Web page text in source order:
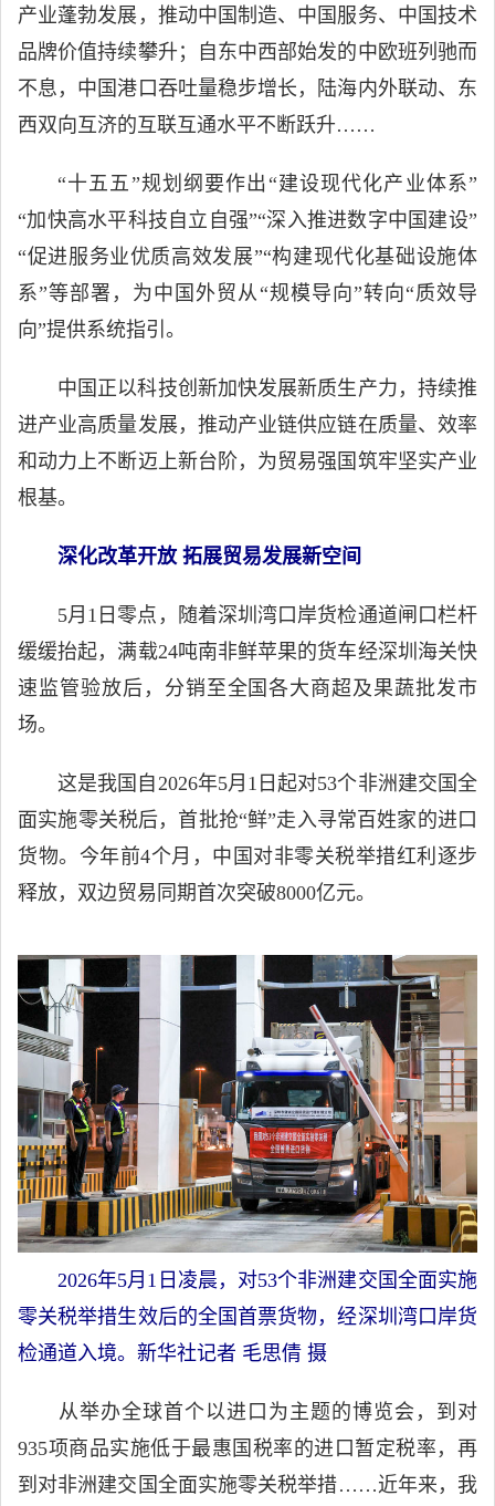
产业蓬勃发展，推动中国制造、中国服务、中国技术
品牌价值持续攀升；自东中西部始发的中欧班列驰而
不息，中国港口吞吐量稳步增长，陆海内外联动、东
西双向互济的互联互通水平不断跃升……
“十五五”规划纲要作出“建设现代化产业体系”
“加快高水平科技自立自强”“深入推进数字中国建设”
“促进服务业优质高效发展”“构建现代化基础设施体
系”等部署，为中国外贸从“规模导向”转向“质效导
向”提供系统指引。
中国正以科技创新加快发展新质生产力，持续推
进产业高质量发展，推动产业链供应链在质量、效率
和动力上不断迈上新台阶，为贸易强国筑牢坚实产业
根基。
深化改革开放 拓展贸易发展新空间
5月1日零点，随着深圳湾口岸货检通道闸口栏杆
缓缓抬起，满载24吨南非鲜苹果的货车经深圳海关快
速监管验放后，分销至全国各大商超及果蔬批发市
场。
这是我国自2026年5月1日起对53个非洲建交国全
面实施零关税后，首批抢“鲜”走入寻常百姓家的进口
货物。今年前4个月，中国对非零关税举措红利逐步
释放，双边贸易同期首次突破8000亿元。
2026年5月1日凌晨，对53个非洲建交国全面实施
零关税举措生效后的全国首票货物，经深圳湾口岸货
检通道入境。新华社记者 毛思倩 摄
从举办全球首个以进口为主题的博览会，到对
935项商品实施低于最惠国税率的进口暂定税率，再
到对非洲建交国全面实施零关税举措……近年来，我